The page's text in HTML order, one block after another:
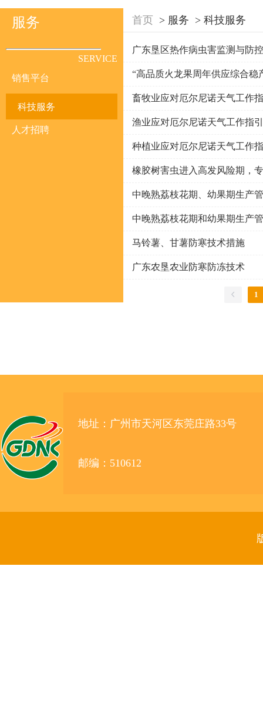
服务
SERVICE
销售平台
科技服务
人才招聘
首页 > 服务 > 科技服务
广东垦区热作病虫害监测与防
“高品质火龙果周年供应综合稳
畜牧业应对厄尔尼诺天气工作
渔业应对厄尔尼诺天气工作指引
种植业应对厄尔尼诺天气工作
橡胶树害虫进入高发风险期，
中晚熟荔枝花期、幼果期生产
中晚熟荔枝花期和幼果期生产
马铃薯、甘薯防寒技术措施
广东农垦农业防寒防冻技术
1
地址：广州市天河区东莞庄路33号
邮编：510612